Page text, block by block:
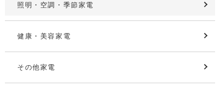
照明・空調・季節家電
健康・美容家電
その他家電